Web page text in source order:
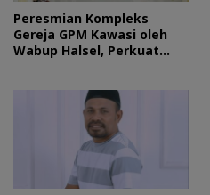
Peresmian Kompleks
Gereja GPM Kawasi oleh
Wabup Halsel, Perkuat